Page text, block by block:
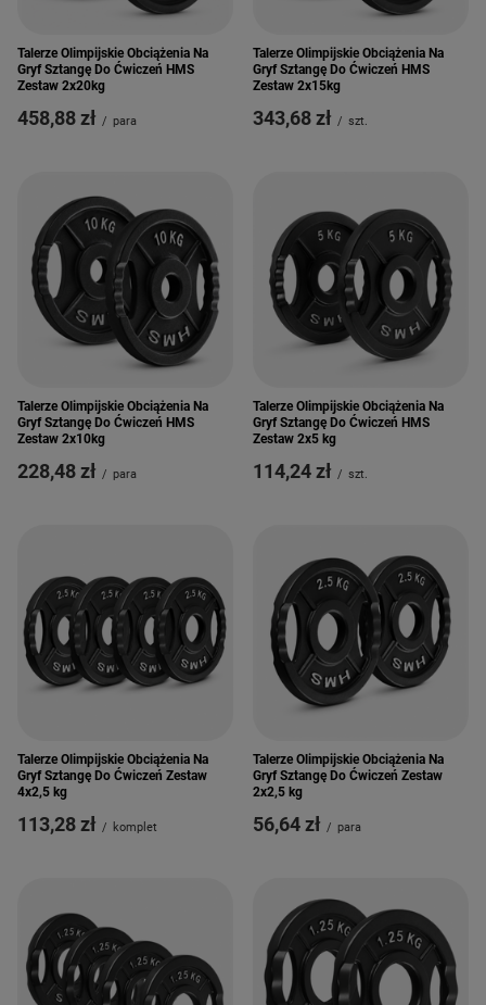
Talerze Olimpijskie Obciążenia Na
Gryf Sztangę Do Ćwiczeń HMS
Zestaw 2x20kg
458,88 zł / para
Talerze Olimpijskie Obciążenia Na
Gryf Sztangę Do Ćwiczeń HMS
Zestaw 2x15kg
343,68 zł / szt.
Talerze Olimpijskie Obciążenia Na
Gryf Sztangę Do Ćwiczeń HMS
Zestaw 2x10kg
228,48 zł / para
Talerze Olimpijskie Obciążenia Na
Gryf Sztangę Do Ćwiczeń HMS
Zestaw 2x5 kg
114,24 zł / szt.
Talerze Olimpijskie Obciążenia Na
Gryf Sztangę Do Ćwiczeń Zestaw
4x2,5 kg
113,28 zł / komplet
Talerze Olimpijskie Obciążenia Na
Gryf Sztangę Do Ćwiczeń Zestaw
2x2,5 kg
56,64 zł / para